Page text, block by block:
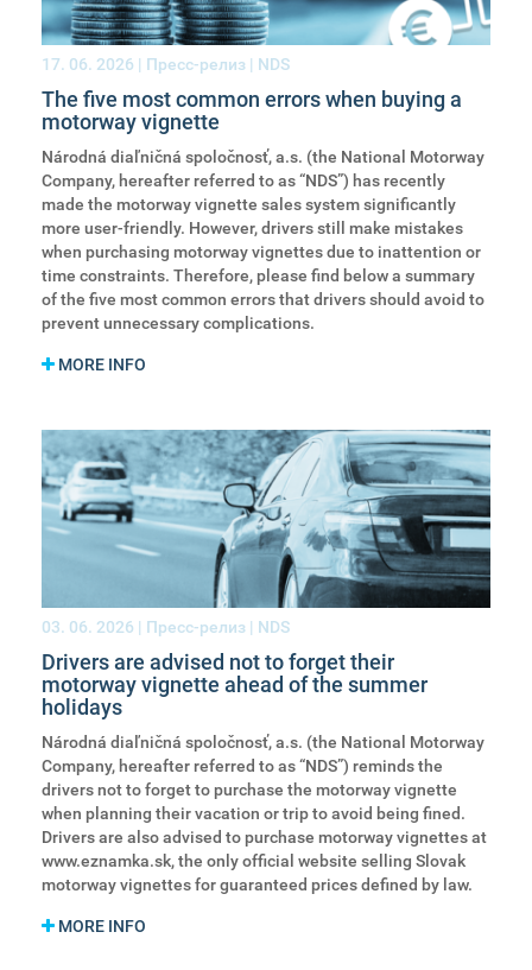
17. 06. 2026 | Пресс-релиз | NDS
The five most common errors when buying a
motorway vignette
Národná diaľničná spoločnosť, a.s. (the National Motorway
Company, hereafter referred to as “NDS”) has recently
made the motorway vignette sales system significantly
more user-friendly. However, drivers still make mistakes
when purchasing motorway vignettes due to inattention or
time constraints. Therefore, please find below a summary
of the five most common errors that drivers should avoid to
prevent unnecessary complications.
MORE INFO
03. 06. 2026 | Пресс-релиз | NDS
Drivers are advised not to forget their
motorway vignette ahead of the summer
holidays
Národná diaľničná spoločnosť, a.s. (the National Motorway
Company, hereafter referred to as “NDS”) reminds the
drivers not to forget to purchase the motorway vignette
when planning their vacation or trip to avoid being fined.
Drivers are also advised to purchase motorway vignettes at
www.eznamka.sk, the only official website selling Slovak
motorway vignettes for guaranteed prices defined by law.
MORE INFO